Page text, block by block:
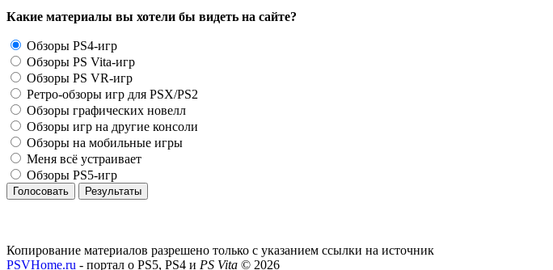
Какие материалы вы хотели бы видеть на сайте?
Обзоры PS4-игр
Обзоры PS Vita-игр
Обзоры PS VR-игр
Ретро-обзоры игр для PSX/PS2
Обзоры графических новелл
Обзоры игр на другие консоли
Обзоры на мобильные игры
Меня всё устраивает
Обзоры PS5-игр
Голосовать Результаты
Копирование материалов разрешено только с указанием ссылки на источник
PSVHome.ru - портал о PS5, PS4 и PS Vita © 2026